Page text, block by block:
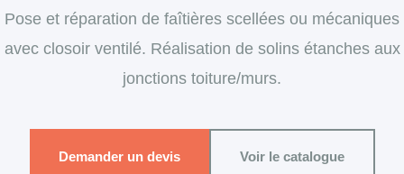
Pose et réparation de faîtières scellées ou mécaniques
avec closoir ventilé. Réalisation de solins étanches aux
jonctions toiture/murs.
Demander un devis Voir le catalogue